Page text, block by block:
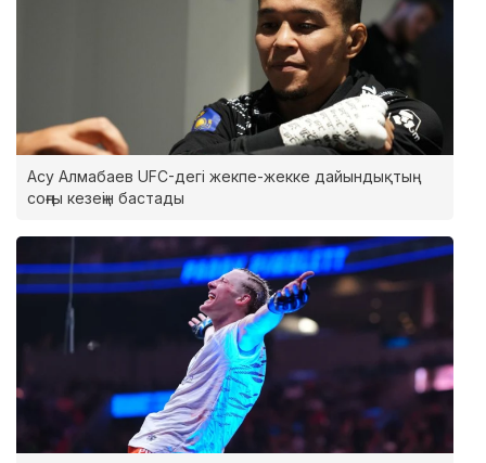
Асу Алмабаев UFC-дегі жекпе-жекке дайындықтың
соңғы кезеңін бастады